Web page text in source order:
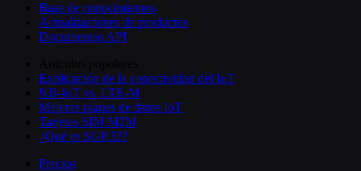
Base de conocimientos
Actualizaciones de productos
Documentos API
Explicación de la conectividad del IoT
NB-IoT vs. LTE-M
Mejores planes de datos IoT
Tarjetas SIM M2M
¿Qué es SGP.32?
Precios